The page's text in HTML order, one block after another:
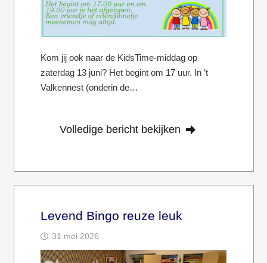
Kom jij ook naar de KidsTime-middag op
zaterdag 13 juni? Het begint om 17 uur. In ’t
Valkennest (onderin de…
Volledige bericht bekijken
Levend Bingo reuze leuk
31 mei 2026